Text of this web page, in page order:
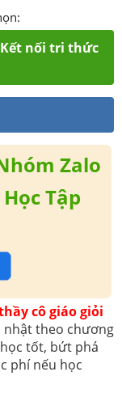
Kết nối tri thức
Zalo
Tập
cô giáo giỏi
nhật theo chương
tốt, bứt phá
phí nếu học